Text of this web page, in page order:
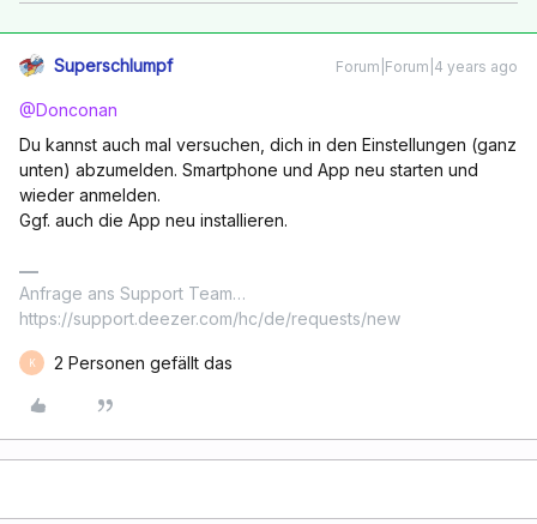
Superschlumpf Forum|Forum|4 years ago
@Donconan
Du kannst auch mal versuchen, dich in den Einstellungen (ganz
unten) abzumelden. Smartphone und App neu starten und
wieder anmelden.
Ggf. auch die App neu installieren.
Anfrage ans Support Team…
https://support.deezer.com/hc/de/requests/new
K 2 Personen gefällt das